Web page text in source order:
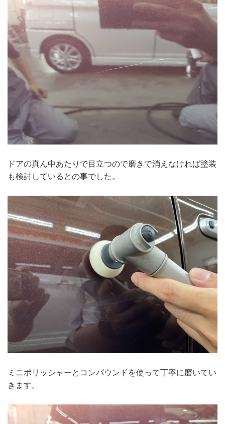
ドアの真ん中あたりで目立つので磨きで消えなければ塗装
も検討しているとの事でした。
ミニポリッシャーとコンパウンドを使って丁寧に磨いてい
きます。